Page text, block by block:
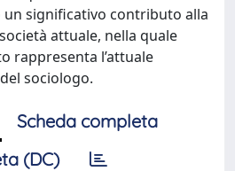
significativo contributo alla
attuale, nella quale
rappresenta l’attuale
sociologo.
Scheda completa
(DC)